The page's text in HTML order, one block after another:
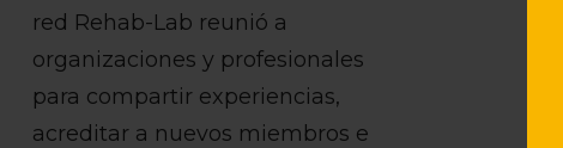
red Rehab-Lab reunió a
organizaciones y profesionales
para compartir experiencias,
acreditar a nuevos miembros e